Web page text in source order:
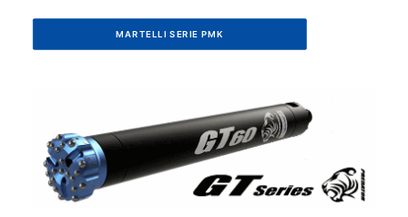
MARTELLI SERIE PMK